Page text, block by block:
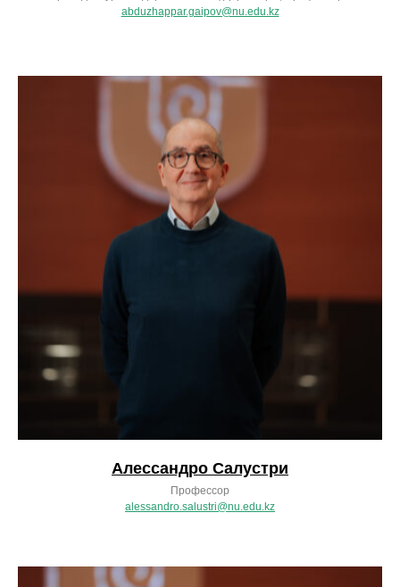
abduzhappar.gaipov@nu.edu.kz
Алессандро Салустри
Профессор
alessandro.salustri@nu.edu.kz